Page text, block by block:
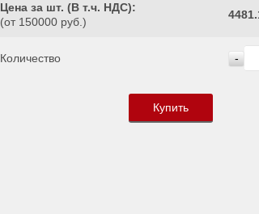
Цена за шт. (В т.ч. НДС):
(от 150000 руб.)
Количество -
Купить